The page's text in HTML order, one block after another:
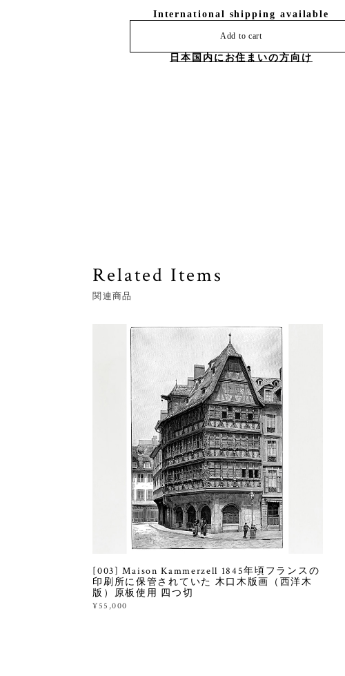
International shipping available
Add to cart
日本国内にお住まいの方向け
Related Items
関連商品
[003] Maison Kammerzell 1845年頃フランスの
印刷所に保管されていた 木口木版画（西洋木
版）原板使用 四つ切
¥55,000